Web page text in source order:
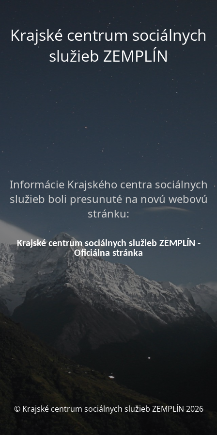
Krajské centrum sociálnych
služieb ZEMPLÍN
Informácie Krajského centra sociálnych
služieb boli presunuté na novú webovú
stránku:
Krajské centrum sociálnych služieb ZEMPLÍN -
Oficiálna stránka
© Krajské centrum sociálnych služieb ZEMPLÍN 2026